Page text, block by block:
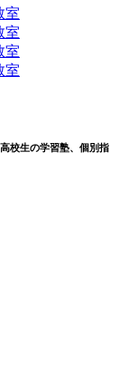
校生の学習塾、個別指